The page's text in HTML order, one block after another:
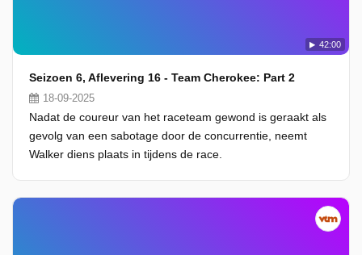
42:00
Seizoen 6, Aflevering 16 - Team Cherokee: Part 2
18-09-2025
Nadat de coureur van het raceteam gewond is geraakt als
gevolg van een sabotage door de concurrentie, neemt
Walker diens plaats in tijdens de race.